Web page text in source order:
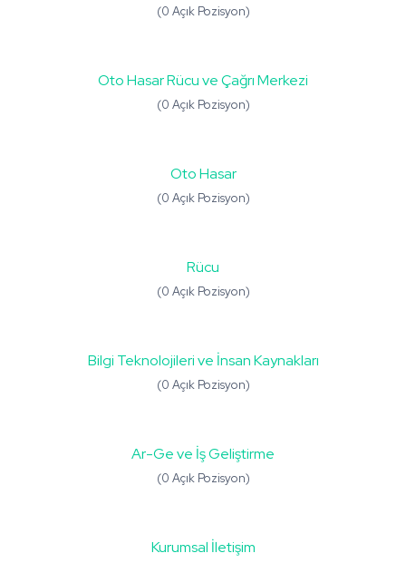
(0 Açık Pozisyon)
Oto Hasar Rücu ve Çağrı Merkezi
(0 Açık Pozisyon)
Oto Hasar
(0 Açık Pozisyon)
Rücu
(0 Açık Pozisyon)
Bilgi Teknolojileri ve İnsan Kaynakları
(0 Açık Pozisyon)
Ar-Ge ve İş Geliştirme
(0 Açık Pozisyon)
Kurumsal İletişim